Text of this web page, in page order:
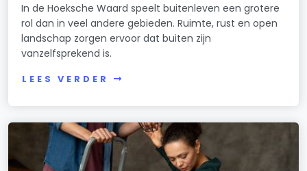
In de Hoeksche Waard speelt buitenleven een grotere
rol dan in veel andere gebieden. Ruimte, rust en open
landschap zorgen ervoor dat buiten zijn
vanzelfsprekend is.
LEES VERDER